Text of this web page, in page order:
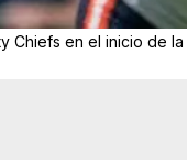
Chiefs en el inicio de la